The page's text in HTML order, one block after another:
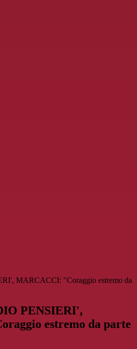
MARCACCI: "Coraggio estremo da
PENSIERI',
estremo da parte